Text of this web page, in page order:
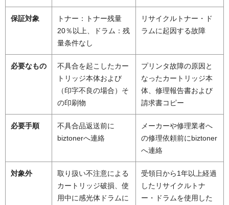
保証対象
トナー：トナー残量
20％以上、ドラム：残
量条件なし
リサイクルトナー・ド
ラムに起因する故障
必要なもの
不具合を起こしたカー
トリッジ本体および
（印字不良の場合）そ
の印刷物
プリンタ故障の原因と
なったカートリッジ本
体、修理報告書および
請求書コピー
必要手順
不具合品返送前に
biztonerへ連絡
メーカーや修理業者へ
の修理依頼前にbiztoner
へ連絡
対象外
取り扱い不注意による
カートリッジ破損、使
用中に感光体ドラムに
受領日から1年以上経過
したリサイクルトナ
ー・ドラムを使用した